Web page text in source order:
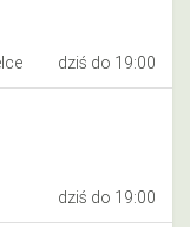
dziś do 19:00
dziś do 19:00